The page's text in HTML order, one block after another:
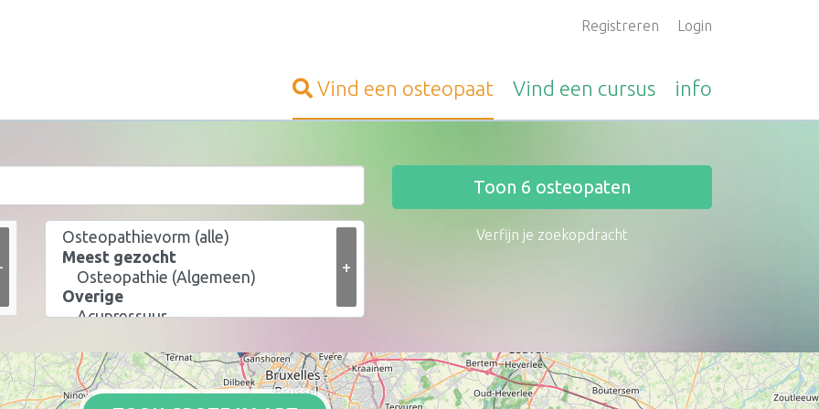
Registreren Login
Vind een osteopaat Vind een cursus info
+
Toon 6 osteopaten
Verfijn je zoekopdracht